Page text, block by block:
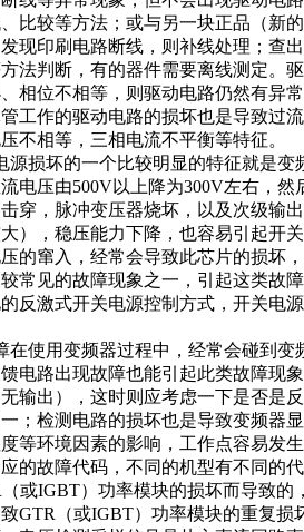
比较等方法；或与另一块正品（新
现印刷电路断线，则补线处理；查
法判断，有的器件需要离线测定。
相位不相等，则驱动电路仍然有异
工作的驱动电路的损坏也是导致过
不相等，三相电流不平衡等特征。
源损坏的一个比较明显的特征就是
电压由500V以上降为300V左右，
穿，脉冲变压器烧坏，以及次级输
大），稳压能力下降，也容易引起
的窜入，经常会导致此芯片的损坏
常见的故障现象之一，引起这类故
反激式开关电源控制方式，开关电
在使用变频器过程中，经常会碰到
电路出现故障也能引起此类故障现
输出），这时则应考虑一下是否是
；检测电路的损坏也是导致变频器
等环境因素的影响，工作点容易发
的故障代码，不同的机型有不同的
或IGBT）功率模块的损坏而导致
GTR（或IGBT）功率模块的重复